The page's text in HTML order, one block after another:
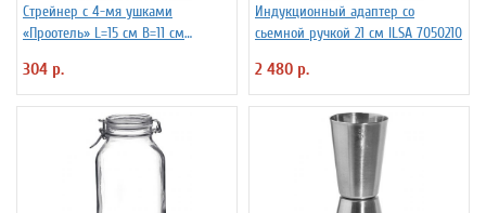
Стрейнер с 4-мя ушками
«Проотель» L=15 см B=11 см
304 р.
Индукционный адаптер со
сьемной ручкой 21 см ILSA 7050210
2 480 р.